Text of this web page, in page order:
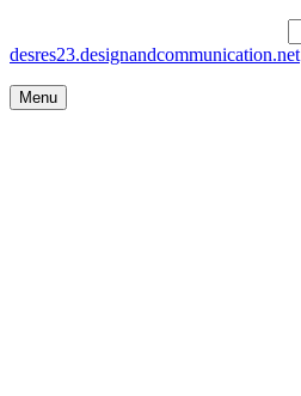
desres23.designandcommunication.net
Menu